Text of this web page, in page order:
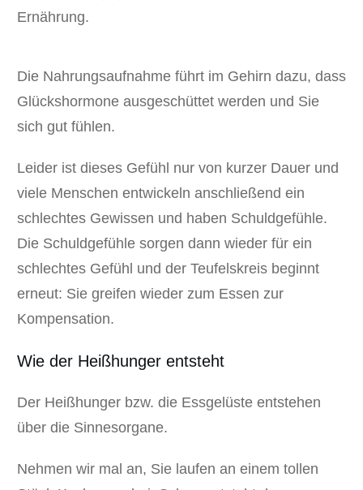
Ernährung.
Die Nahrungsaufnahme führt im Gehirn dazu, dass
Glückshormone ausgeschüttet werden und Sie
sich gut fühlen.
Leider ist dieses Gefühl nur von kurzer Dauer und
viele Menschen entwickeln anschließend ein
schlechtes Gewissen und haben Schuldgefühle.
Die Schuldgefühle sorgen dann wieder für ein
schlechtes Gefühl und der Teufelskreis beginnt
erneut: Sie greifen wieder zum Essen zur
Kompensation.
Wie der Heißhunger entsteht
Der Heißhunger bzw. die Essgelüste entstehen
über die Sinnesorgane.
Nehmen wir mal an, Sie laufen an einem tollen